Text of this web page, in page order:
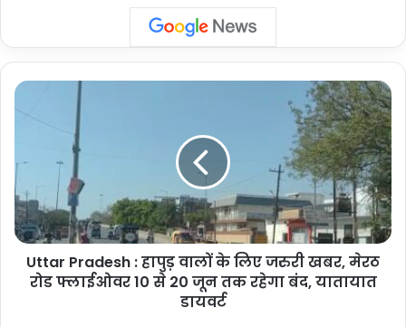
Uttar
वालों
के
लिए
जरुरी
खबर,
मेरठUttar Pradesh : हापुड़ वालों के लिए जरुरी खबर, मेरठ
रोड फ्लाईओवर 10 से 20 जून तक रहेगा बंद, यातायात
डायवर्ट